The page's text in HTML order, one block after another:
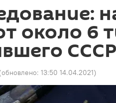
около 6
СССР
13:50 14.04.2021)